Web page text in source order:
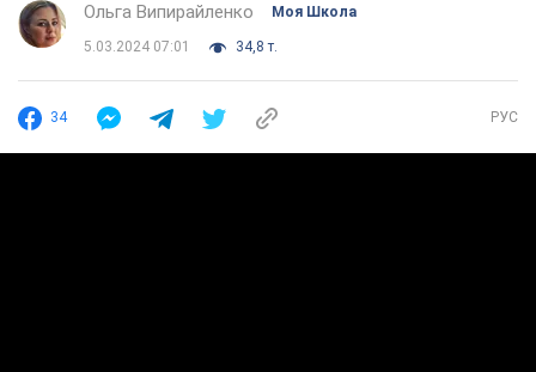
Ольга Випирайленко Моя Школа
5.03.2024 07:01 34,8 т.
34 РУС